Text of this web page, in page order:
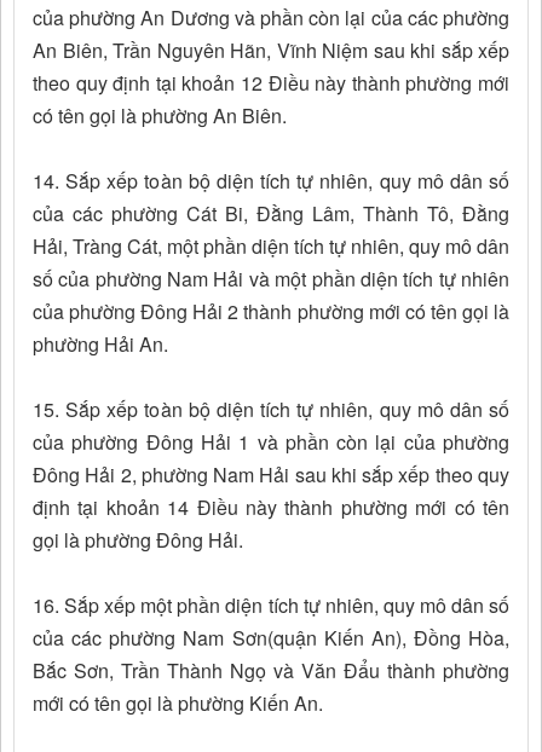
của phường An Dương và phần còn lại của các phường
An Biên, Trần Nguyên Hãn, Vĩnh Niệm sau khi sắp xếp
theo quy định tại khoản 12 Điều này thành phường mới
có tên gọi là phường An Biên.
14. Sắp xếp toàn bộ diện tích tự nhiên, quy mô dân số
của các phường Cát Bi, Đằng Lâm, Thành Tô, Đằng
Hải, Tràng Cát, một phần diện tích tự nhiên, quy mô dân
số của phường Nam Hải và một phần diện tích tự nhiên
của phường Đông Hải 2 thành phường mới có tên gọi là
phường Hải An.
15. Sắp xếp toàn bộ diện tích tự nhiên, quy mô dân số
của phường Đông Hải 1 và phần còn lại của phường
Đông Hải 2, phường Nam Hải sau khi sắp xếp theo quy
định tại khoản 14 Điều này thành phường mới có tên
gọi là phường Đông Hải.
16. Sắp xếp một phần diện tích tự nhiên, quy mô dân số
của các phường Nam Sơn(quận Kiến An), Đồng Hòa,
Bắc Sơn, Trần Thành Ngọ và Văn Đẩu thành phường
mới có tên gọi là phường Kiến An.